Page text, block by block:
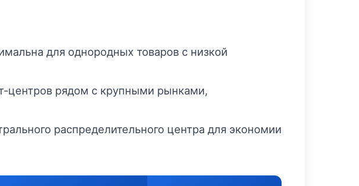
для однородных товаров с низкой
центров рядом с крупными рынками,
распределительного центра для экономии